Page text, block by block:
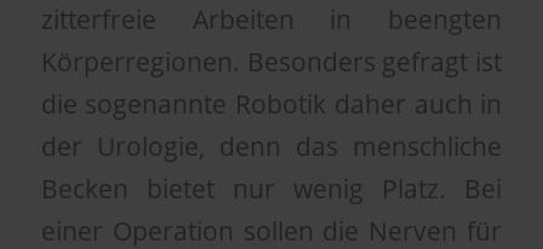
zitterfreie Arbeiten in beengten
Körperregionen. Besonders gefragt ist
die sogenannte Robotik daher auch in
der Urologie, denn das menschliche
Becken bietet nur wenig Platz. Bei
einer Operation sollen die Nerven für